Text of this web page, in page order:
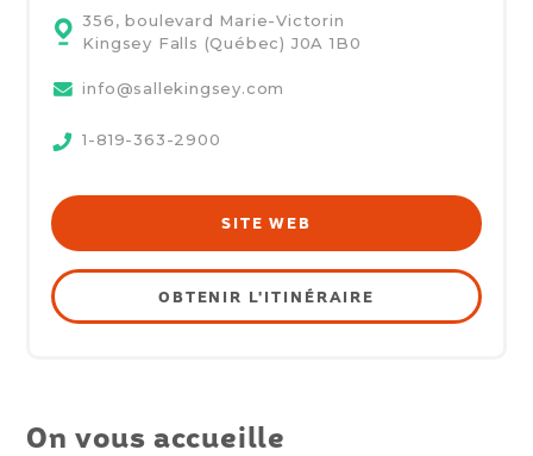
356, boulevard Marie-Victorin
Kingsey Falls (Québec) J0A 1B0
info@sallekingsey.com
1-819-363-2900
SITE WEB
OBTENIR L'ITINÉRAIRE
On vous accueille